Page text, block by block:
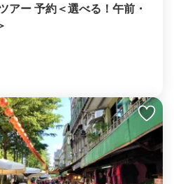
アー 予約＜選べる！午前・